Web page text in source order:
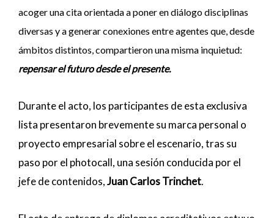
acoger una cita orientada a poner en diálogo disciplinas
diversas y a generar conexiones entre agentes que, desde
ámbitos distintos, compartieron una misma inquietud:
repensar el futuro desde el presente.
Durante el acto, los participantes de esta exclusiva
lista presentaron brevemente su marca personal o
proyecto empresarial sobre el escenario, tras su
paso por el photocall, una sesión conducida por el
jefe de contenidos,Juan Carlos Trinchet.